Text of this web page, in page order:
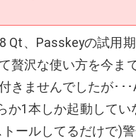
8 Qt、Passkeyの試用
贅沢な使い方を今ま
きませんでしたが･･･
か1本しか起動してい
ールしてるだけで)